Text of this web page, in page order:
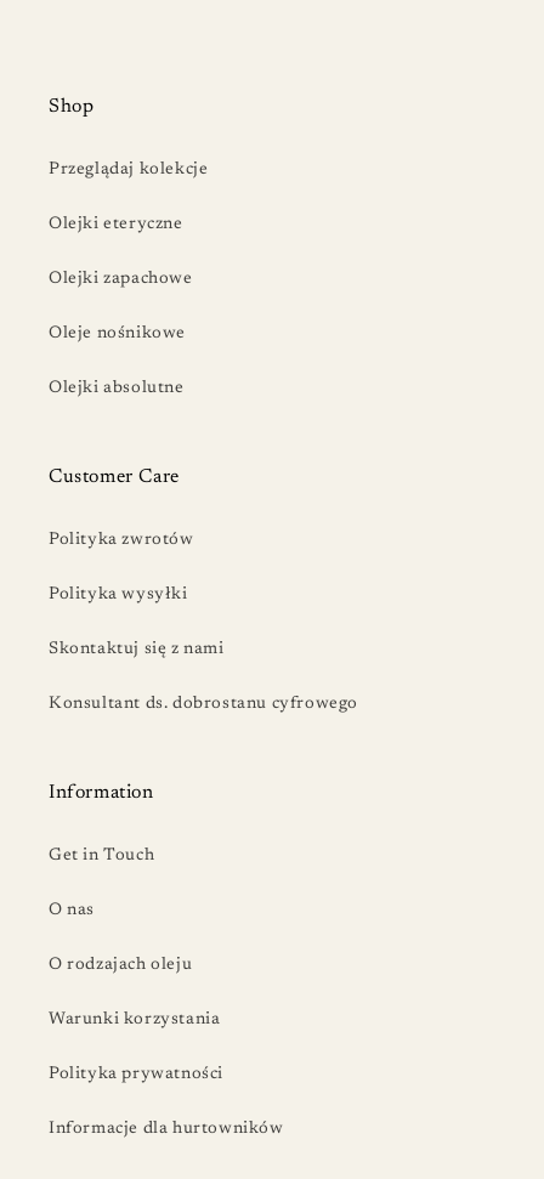
Shop
Przeglądaj kolekcje
Olejki eteryczne
Olejki zapachowe
Oleje nośnikowe
Olejki absolutne
Customer Care
Polityka zwrotów
Polityka wysyłki
Skontaktuj się z nami
Konsultant ds. dobrostanu cyfrowego
Information
Get in Touch
O nas
O rodzajach oleju
Warunki korzystania
Polityka prywatności
Informacje dla hurtowników